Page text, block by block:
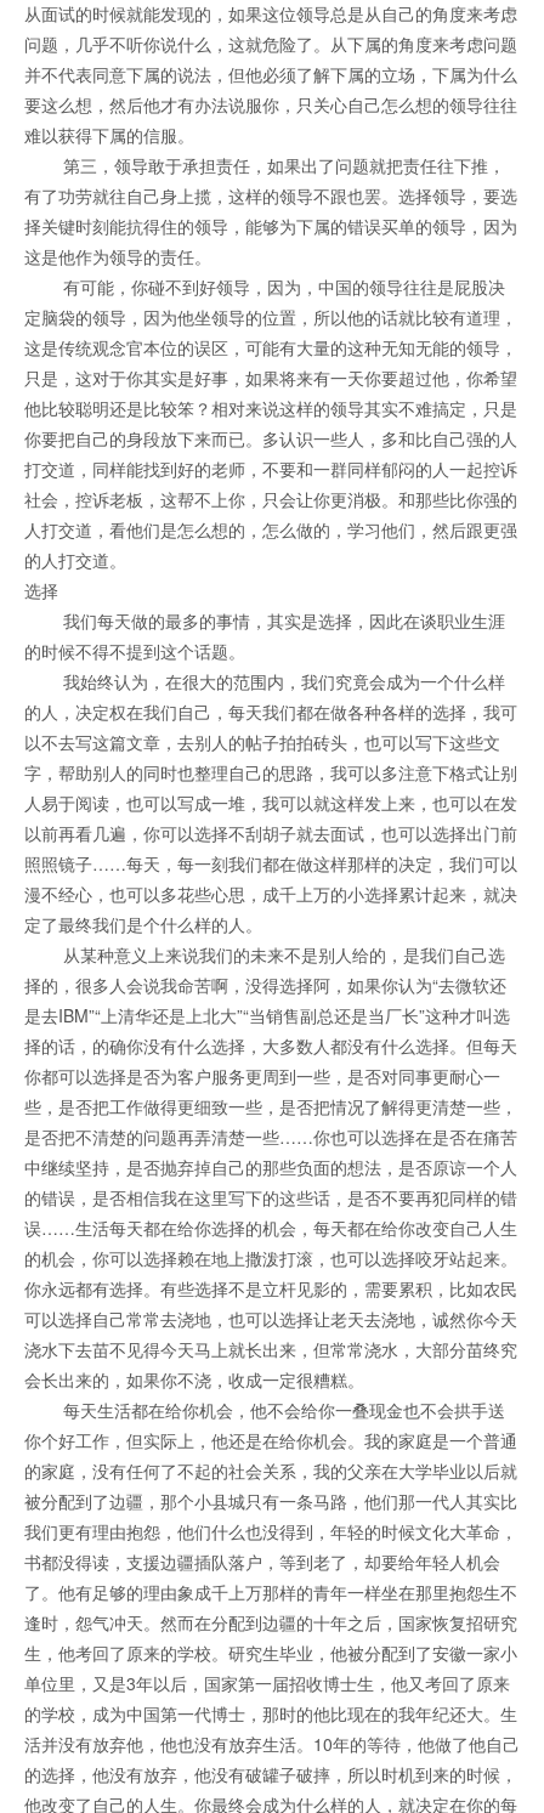
从面试的时候就能发现的，如果这位领导总是从自己的角度来考虑
问题，几乎不听你说什么，这就危险了。从下属的角度来考虑问题
并不代表同意下属的说法，但他必须了解下属的立场，下属为什么
要这么想，然后他才有办法说服你，只关心自己怎么想的领导往往
难以获得下属的信服。
第三，领导敢于承担责任，如果出了问题就把责任往下推，
有了功劳就往自己身上揽，这样的领导不跟也罢。选择领导，要选
择关键时刻能抗得住的领导，能够为下属的错误买单的领导，因为
这是他作为领导的责任。
有可能，你碰不到好领导，因为，中国的领导往往是屁股决
定脑袋的领导，因为他坐领导的位置，所以他的话就比较有道理，
这是传统观念官本位的误区，可能有大量的这种无知无能的领导，
只是，这对于你其实是好事，如果将来有一天你要超过他，你希望
他比较聪明还是比较笨？相对来说这样的领导其实不难搞定，只是
你要把自己的身段放下来而已。多认识一些人，多和比自己强的人
打交道，同样能找到好的老师，不要和一群同样郁闷的人一起控诉
社会，控诉老板，这帮不上你，只会让你更消极。和那些比你强的
人打交道，看他们是怎么想的，怎么做的，学习他们，然后跟更强
的人打交道。
选择
我们每天做的最多的事情，其实是选择，因此在谈职业生涯
的时候不得不提到这个话题。
我始终认为，在很大的范围内，我们究竟会成为一个什么样
的人，决定权在我们自己，每天我们都在做各种各样的选择，我可
以不去写这篇文章，去别人的帖子拍拍砖头，也可以写下这些文
字，帮助别人的同时也整理自己的思路，我可以多注意下格式让别
人易于阅读，也可以写成一堆，我可以就这样发上来，也可以在发
以前再看几遍，你可以选择不刮胡子就去面试，也可以选择出门前
照照镜子……每天，每一刻我们都在做这样那样的决定，我们可以
漫不经心，也可以多花些心思，成千上万的小选择累计起来，就决
定了最终我们是个什么样的人。
从某种意义上来说我们的未来不是别人给的，是我们自己选
择的，很多人会说我命苦啊，没得选择阿，如果你认为“去微软还
是去IBM”“上清华还是上北大”“当销售副总还是当厂长”这种才叫选
择的话，的确你没有什么选择，大多数人都没有什么选择。但每天
你都可以选择是否为客户服务更周到一些，是否对同事更耐心一
些，是否把工作做得更细致一些，是否把情况了解得更清楚一些，
是否把不清楚的问题再弄清楚一些……你也可以选择在是否在痛苦
中继续坚持，是否抛弃掉自己的那些负面的想法，是否原谅一个人
的错误，是否相信我在这里写下的这些话，是否不要再犯同样的错
误……生活每天都在给你选择的机会，每天都在给你改变自己人生
的机会，你可以选择赖在地上撒泼打滚，也可以选择咬牙站起来。
你永远都有选择。有些选择不是立杆见影的，需要累积，比如农民
可以选择自己常常去浇地，也可以选择让老天去浇地，诚然你今天
浇水下去苗不见得今天马上就长出来，但常常浇水，大部分苗终究
会长出来的，如果你不浇，收成一定很糟糕。
每天生活都在给你机会，他不会给你一叠现金也不会拱手送
你个好工作，但实际上，他还是在给你机会。我的家庭是一个普通
的家庭，没有任何了不起的社会关系，我的父亲在大学毕业以后就
被分配到了边疆，那个小县城只有一条马路，他们那一代人其实比
我们更有理由抱怨，他们什么也没得到，年轻的时候文化大革命，
书都没得读，支援边疆插队落户，等到老了，却要给年轻人机会
了。他有足够的理由象成千上万那样的青年一样坐在那里抱怨生不
逢时，怨气冲天。然而在分配到边疆的十年之后，国家恢复招研究
生，他考回了原来的学校。研究生毕业，他被分配到了安徽一家小
单位里，又是3年以后，国家第一届招收博士生，他又考回了原来
的学校，成为中国第一代博士，那时的他比现在的我年纪还大。生
活并没有放弃他，他也没有放弃生活。10年的等待，他做了他自己
的选择，他没有放弃，他没有破罐子破摔，所以时机到来的时候，
他改变了自己的人生。你最终会成为什么样的人，就决定在你的每